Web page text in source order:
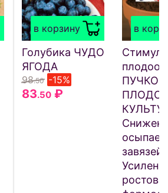
в корзину
Голубика ЧУДО
ЯГОДА
98.50 -15%
83.50 ₽
в
завязей!